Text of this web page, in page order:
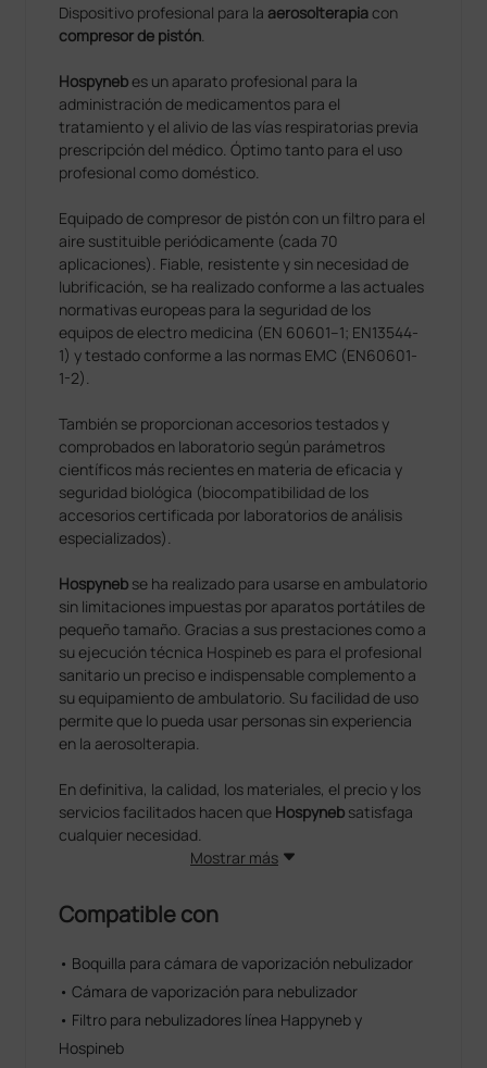
Dispositivo profesional para laaerosolterapiacon
compresor de pistón
Hospynebes un aparato profesional para la
administración de medicamentos para el
tratamiento y el alivio de las vías respiratorias previa
prescripción del médico. Óptimo tanto para el uso
profesional como doméstico.
Equipado de compresor de pistón con un filtro para el
aire sustituible periódicamente (cada 70
aplicaciones). Fiable, resistente y sin necesidad de
lubrificación, se ha realizado conforme a las actuales
normativas europeas para la seguridad de los
equipos de electro medicina (EN 60601–1; EN13544-
1) y testado conforme a las normas EMC (EN60601-
1-2).
También se proporcionan accesorios testados y
comprobados en laboratorio según parámetros
científicos más recientes en materia de eficacia y
seguridad biológica (biocompatibilidad de los
accesorios certificada por laboratorios de análisis
especializados).
Hospyneb se ha realizado para usarse en ambulatorio
sin limitaciones impuestas por aparatos portátiles de
pequeño tamaño. Gracias a sus prestaciones como a
su ejecución técnica Hospineb es para el profesional
sanitario un preciso e indispensable complemento a
su equipamiento de ambulatorio. Su facilidad de uso
permite que lo pueda usar personas sin experiencia
en la aerosolterapia.
En definitiva, la calidad, los materiales, el precio y los
servicios facilitados hacen que Hospyneb satisfaga
cualquier necesidad.
Mostrar más
Compatible con
• Boquilla para cámara de vaporización nebulizador
• Cámara de vaporización para nebulizador
• Filtro para nebulizadores línea Happyneb y
Hospineb